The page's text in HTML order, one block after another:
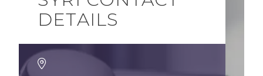
DETAILS